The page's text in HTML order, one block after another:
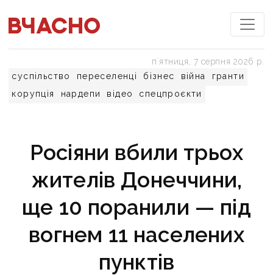
суспільство переселенці бізнес війна
гранти
корупція
нардепи відео спецпроєкти
пʼятниця, 7 серпня 2026 р.
Росіяни вбили трьох
жителів Донеччини,
ще 10 поранили — під
вогнем 11 населених
пунктів